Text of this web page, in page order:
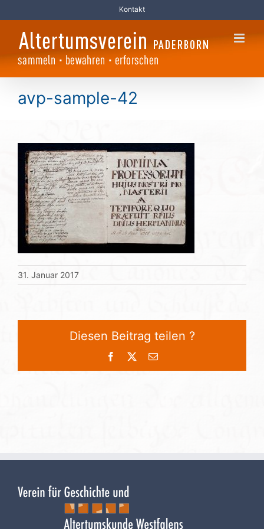
Inhalt
springen
Kontakt
avp-sample-42
31. Januar 2017
Diesen Beitrag teilen ?
Facebook
E-